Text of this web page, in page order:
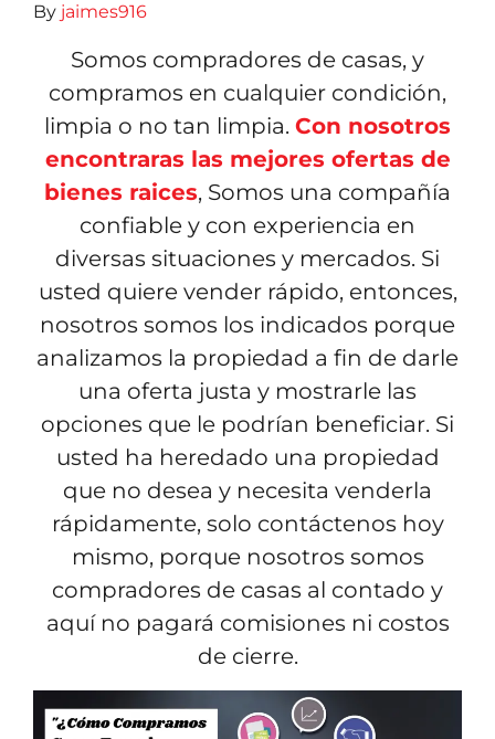
By jaimes916
Somos compradores de casas, y
compramos en cualquier condición,
limpia o no tan limpia. Con nosotros
encontraras las mejores ofertas de
bienes raices, Somos una compañía
confiable y con experiencia en
diversas situaciones y mercados. Si
usted quiere vender rápido, entonces,
nosotros somos los indicados porque
analizamos la propiedad a fin de darle
una oferta justa y mostrarle las
opciones que le podrían beneficiar. Si
usted ha heredado una propiedad
que no desea y necesita venderla
rápidamente, solo contáctenos hoy
mismo, porque nosotros somos
compradores de casas al contado y
aquí no pagará comisiones ni costos
de cierre.